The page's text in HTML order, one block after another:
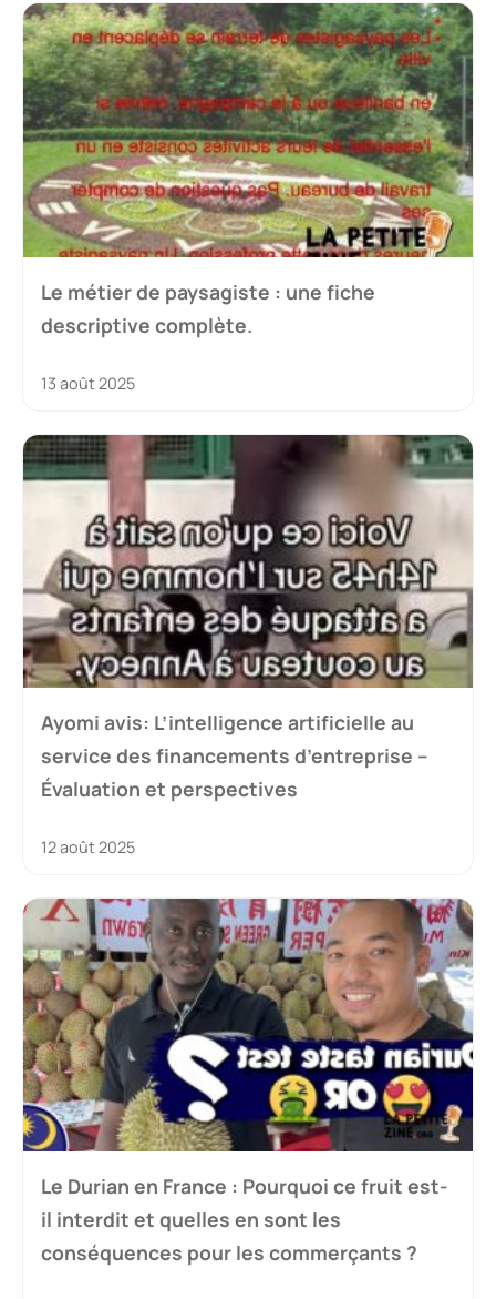
Le métier de paysagiste : une fiche
descriptive complète.
13 août 2025
Ayomi avis: L’intelligence artificielle au
service des financements d’entreprise –
Évaluation et perspectives
12 août 2025
Le Durian en France : Pourquoi ce fruit est-
il interdit et quelles en sont les
conséquences pour les commerçants ?